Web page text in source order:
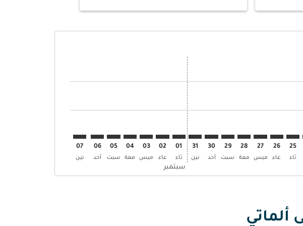
KWI–ALA: cmp-view-offers-disclaimer. إبحث عن العروض
25
ثاء
KWI–ALA: cmp-view-offers-disclaimer. إبحث عن العروض
26
عاء
KWI–ALA: cmp-view-offers-disclaimer. إبحث عن العروض
27
ميس
KWI–ALA: cmp-view-offers-disclaimer. إبحث عن العروض
28
معة
KWI–ALA: cmp-view-offers-disclaimer. إبحث عن العروض
29
سبت
KWI–ALA: cmp-view-offers-disclaimer. إبحث عن العروض
30
أحد
KWI–ALA: cmp-view-offers-disclaimer. إبحث عن العروض
31
نين
01
ثاء
سبتمبر
02
عاء
03
ميس
04
معة
05
سبت
06
أحد
07
نين
ألماتي